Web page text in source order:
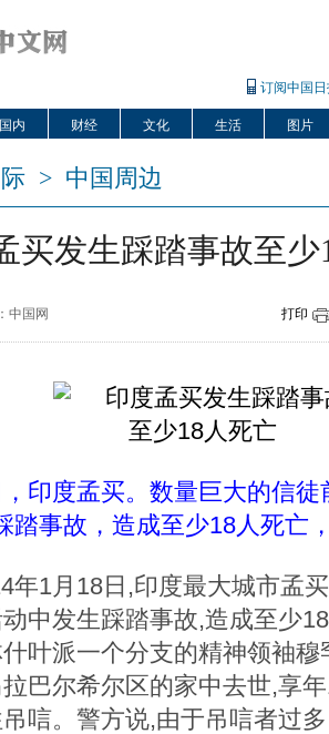
订阅中国
国内 财经 文化 生活 图片
> 中国周边
买发生踩踏事故至少
中国网 打印
度孟买。数量巨大的信徒
踏事故，造成至少18人死亡
年1月18日,印度最大城市孟
中发生踩踏事故,造成至少
叶派一个分支的精神领袖穆
巴尔希尔区的家中去世,享
唁。警方说,由于吊唁者过